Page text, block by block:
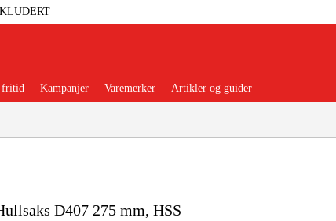
fritid Kampanjer Varemerker Artikler og guider
D407 275 mm, HSS